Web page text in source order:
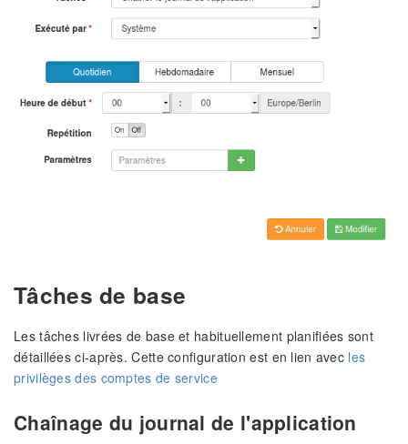
Tâches de base
Les tâches livrées de base et habituellement planifiées sont
détaillées ci-après. Cette configuration est en lien avec les
privilèges des comptes de service
Chaînage du journal de l'application